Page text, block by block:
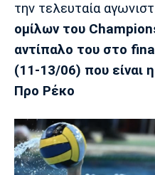
Διεθνή
Euro
Εθνικές Ομάδες
Κύπελλο
Διαιτησία
Κύπελλο
EuroCup
Basket League
Α2 Μπάσκετ
FIBA World Cup 2023
Γυμναστική
Κολύμβηση
Χάντμπολ
Αυτοκίνητο
Formula 1
Μοτοσυκλέτα
Tech
Gaming
Gadgets
Smartphones
Plus
Θέατρο
Σινεμά
Ευ ζην
Blogs
Η Εφημερίδα
Πρωτοσέλιδα
Απόλλων
Σμύρνης
την τελευταία
ομίλων του
αντίπαλο του στο
(11-13/06) που είναι
Προ Ρέκο